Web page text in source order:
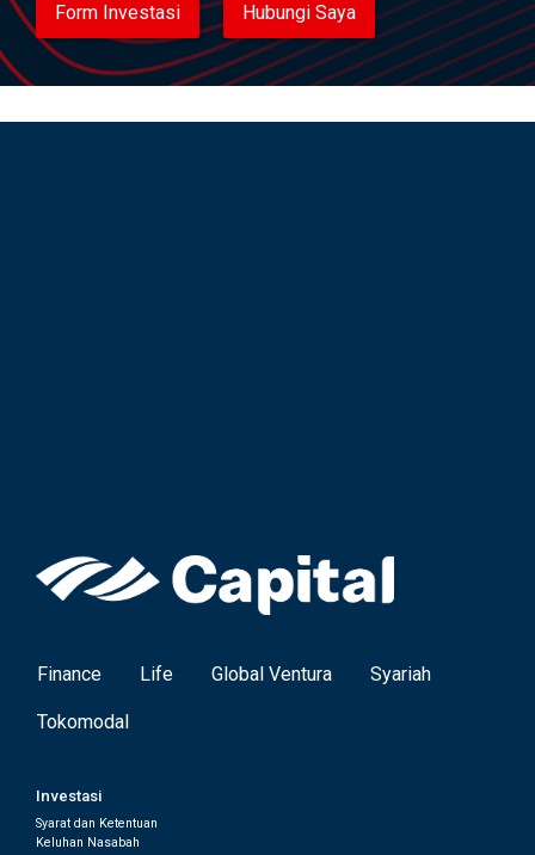
Form Investasi Hubungi Saya
Finance Life Global Ventura Syariah
Tokomodal
Investasi
Syarat dan Ketentuan
Keluhan Nasabah